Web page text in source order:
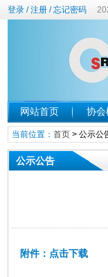
登录/注册/忘记密码
网站首页 协会
当前位置： 首页> 公示公
公示公告
附件：点击下载